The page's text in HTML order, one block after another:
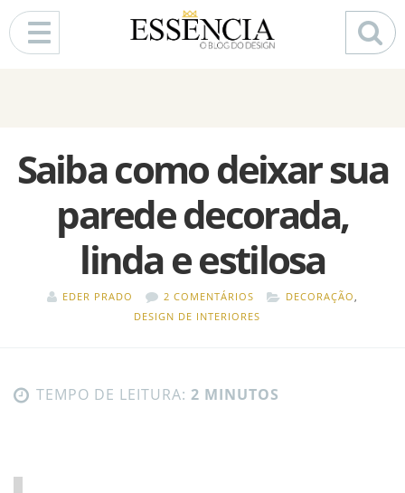
Saiba como deixar sua
parede decorada,
linda e estilosa
EDER PRADO 2 COMENTÁRIOS DECORAÇÃO,
DESIGN DE INTERIORES
TEMPO DE LEITURA: 2 MINUTOS